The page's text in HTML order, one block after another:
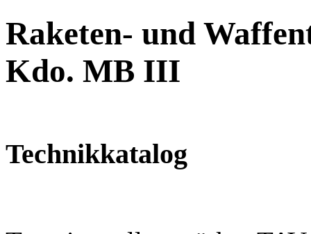
Raketen- und
Kdo. MB III
Technikkatalog